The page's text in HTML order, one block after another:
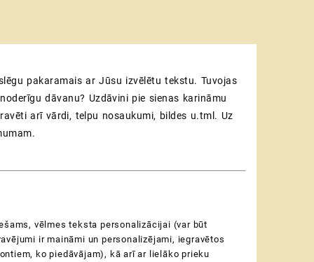
pakaramais ar Jūsu izvēlētu tekstu. Tuvojas
dāvanu? Uzdāvini pie sienas karināmu
arī vārdi, telpu nosaukumi, bildes u.tml. Uz
vēlmes teksta personalizācijai (var būt
ir maināmi un personalizējami, iegravētos
ko piedāvājam), kā arī ar lielāko prieku